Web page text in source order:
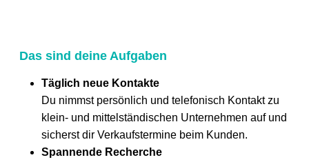
Das sind deine Aufgaben
Täglich neue Kontakte
Du nimmst persönlich und telefonisch Kontakt zu
klein- und mittelständischen Unternehmen auf und
sicherst dir Verkaufstermine beim Kunden.
Spannende Recherche